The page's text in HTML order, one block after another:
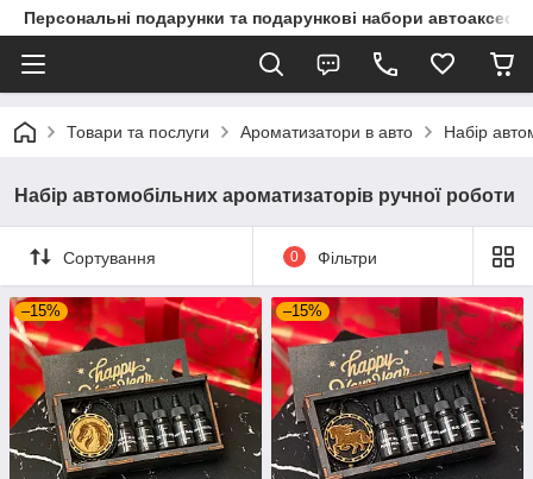
Персональні подарунки та подарункові набори
Товари та послуги Ароматизатори в авто Набір
Набір автомобільних ароматизаторів ручної роботи
Сортування 0 Фільтри
–15% –15%